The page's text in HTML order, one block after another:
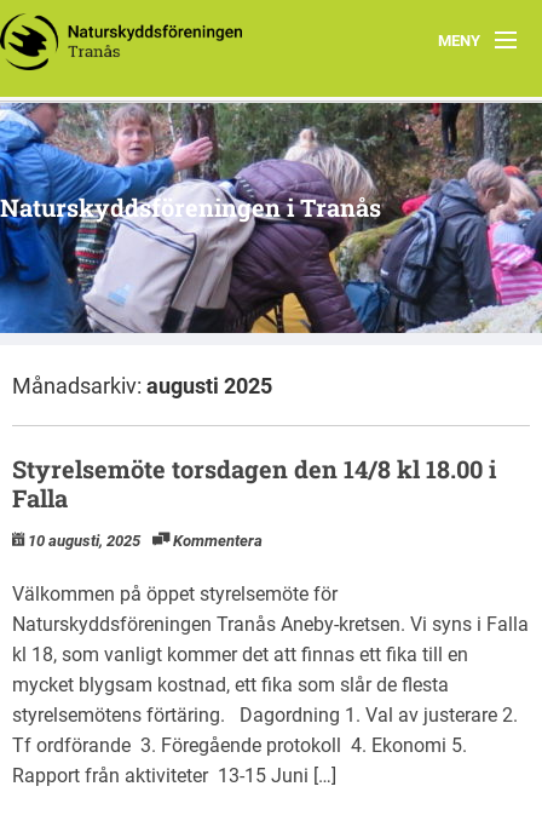
MENY
Hem
Om oss
Arkiv
Projekt
Naturskyddsföreningen i Tranås
Månadsarkiv: augusti 2025
Styrelsemöte torsdagen den 14/8 kl 18.00 i
Falla
10 augusti, 2025 Kommentera
Välkommen på öppet styrelsemöte för
Naturskyddsföreningen Tranås Aneby-kretsen. Vi syns i Falla
kl 18, som vanligt kommer det att finnas ett fika till en
mycket blygsam kostnad, ett fika som slår de flesta
styrelsemötens förtäring. Dagordning 1. Val av justerare 2.
Tf ordförande 3. Föregående protokoll 4. Ekonomi 5.
Rapport från aktiviteter 13-15 Juni […]